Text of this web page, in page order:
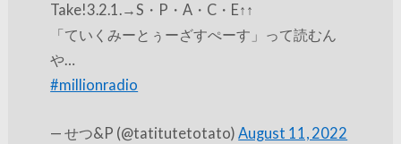
Take!3.2.1.→S・P・A・C・E↑↑
「ていくみーとぅーざすぺーす」って読むん
や…
#millionradio
— せつ&P (@tatitutetotato)August 11, 2022